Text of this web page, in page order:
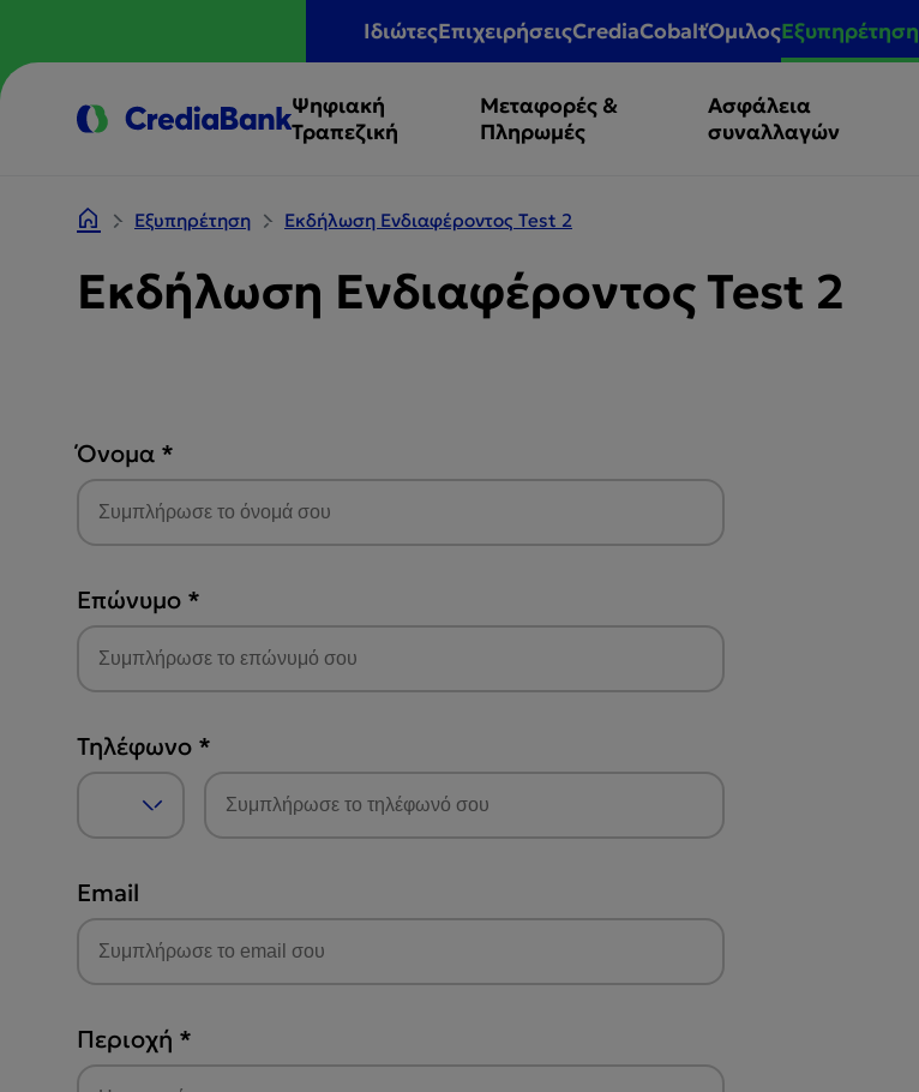
ΙδιώτεςΕπιχειρήσειςCrediaCobaltΌμιλοςΕξυπηρέτηση
Ψηφιακή
Τραπεζική
Μεταφορές &
Πληρωμές
Ασφάλεια
συναλλαγών
Εξυπηρέτηση Εκδήλωση Ενδιαφέροντος Test 2
Εκδήλωση Ενδιαφέροντος Test 2
Όνομα *
Επώνυμο *
Τηλέφωνο *
Email
Περιοχή *